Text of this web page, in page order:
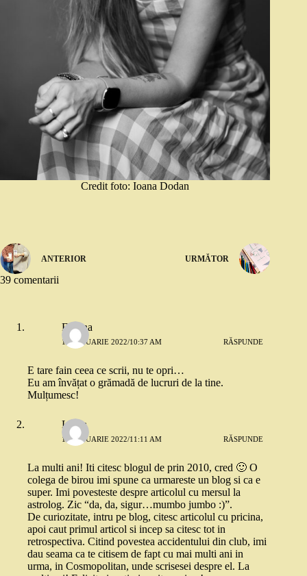
Credit foto: Ioana Dodan
ANTERIOR URMĂTOR
39 comentarii
Florina
11 IANUARIE 2022/10:37 AM RĂSPUNDE
E tare fain ceea ce scrii, nu te opri…
Eu am învățat o grămadă de lucruri de la tine.
Mulțumesc!
Laura
11 IANUARIE 2022/11:11 AM RĂSPUNDE
La multi ani! Iti citesc blogul de prin 2010, cred 🙂 O
colega de birou imi spune ca urmareste un blog si ca e
super. Imi povesteste despre articolul cu mersul la
astrolog. Zic “da, da, sigur…mumbo jumbo :)”.
De curiozitate, intru pe blog, citesc articolul cu pricina,
apoi caut primul articol si incep sa citesc tot in
retrospectiva. Citind povestea accidentului din club, imi
dau seama ca te citisem de fapt cu mai multi ani in
urma, in Cosmopolitan, unde scrisesei despre el. La